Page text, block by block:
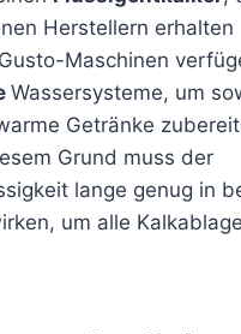
Herstellern erhalten
Maschinen
Wassersysteme, um
Getränke
Grund muss der
lange genug in
um alle